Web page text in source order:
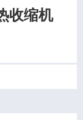
收缩机